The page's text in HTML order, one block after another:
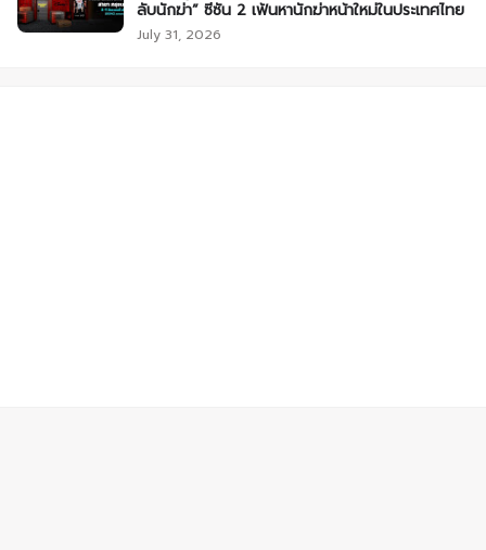
ลับนักฆ่า” ซีซัน 2 เฟ้นหานักฆ่าหน้าใหม่ในประเทศไทย
July 31, 2026